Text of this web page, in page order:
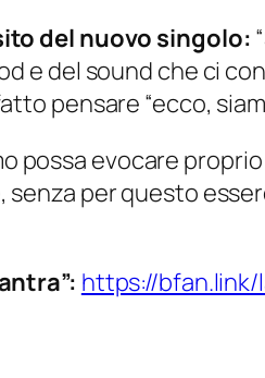
del nuovo singolo:
e del sound che ci
pensare “ecco,
possa evocare
per questo
https://